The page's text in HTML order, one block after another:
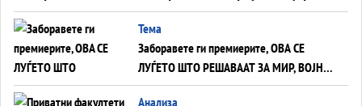
Блискиот Исток со украинското бојно
поле?
Тема
Заборавете ги премиерите, ОВА СЕ
ЛУЃЕТО ШТО РЕШАВААТ ЗА МИР, ВОЈНА,
СОЖИВОТ ИЛИ ПРОПАСТ
Анализа